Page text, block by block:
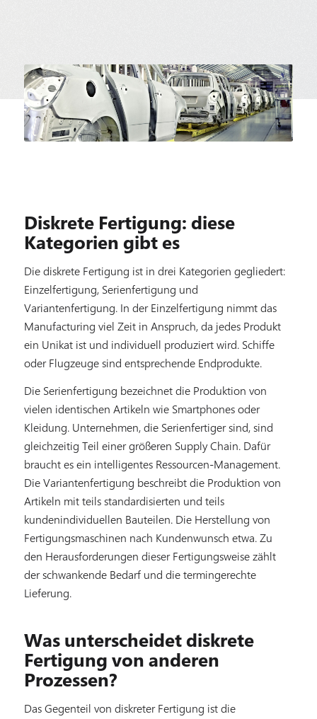
Diskrete Fertigung: diese
Kategorien gibt es
Die diskrete Fertigung ist in drei Kategorien gegliedert:
Einzelfertigung, Serienfertigung und
Variantenfertigung. In der Einzelfertigung nimmt das
Manufacturing viel Zeit in Anspruch, da jedes Produkt
ein Unikat ist und individuell produziert wird. Schiffe
oder Flugzeuge sind entsprechende Endprodukte.
Die Serienfertigung bezeichnet die Produktion von
vielen identischen Artikeln wie Smartphones oder
Kleidung. Unternehmen, die Serienfertiger sind, sind
gleichzeitig Teil einer größeren Supply Chain. Dafür
braucht es ein intelligentes Ressourcen-Management.
Die Variantenfertigung beschreibt die Produktion von
Artikeln mit teils standardisierten und teils
kundenindividuellen Bauteilen. Die Herstellung von
Fertigungsmaschinen nach Kundenwunsch etwa. Zu
den Herausforderungen dieser Fertigungsweise zählt
der schwankende Bedarf und die termingerechte
Lieferung.
Was unterscheidet diskrete
Fertigung von anderen
Prozessen?
Das Gegenteil von diskreter Fertigung ist die